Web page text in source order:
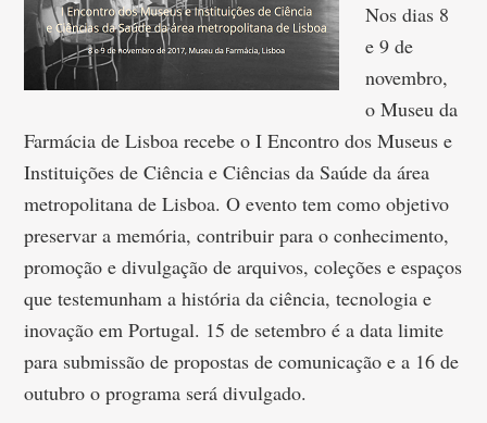
Nos dias 8
e 9 de
novembro,
o Museu da
Farmácia de Lisboa recebe o I Encontro dos Museus e
Instituições de Ciência e Ciências da Saúde da área
metropolitana de Lisboa. O evento tem como objetivo
preservar a memória, contribuir para o conhecimento,
promoção e divulgação de arquivos, coleções e espaços
que testemunham a história da ciência, tecnologia e
inovação em Portugal. 15 de setembro é a data limite
para submissão de propostas de comunicação e a 16 de
outubro o programa será divulgado.